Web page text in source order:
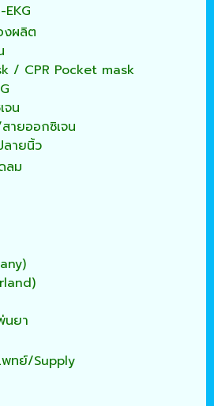
งผลิต
/ CPR Pocket mask
จน
ายออกซิเจน
ลายนิ้ว
ลม
นยา
พทย์/Supply